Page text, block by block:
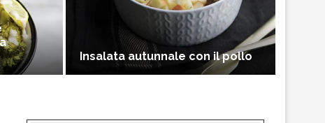
Insalata autunnale con il pollo